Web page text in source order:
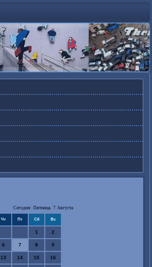
Сегодня: Пятница, 7 Августа
Чт Пт Сб Вс
1 2
6 7 8 9
13 14 15 16